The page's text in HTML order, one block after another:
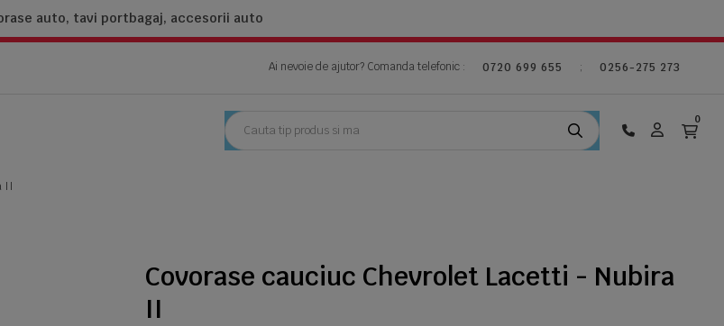
auto, tavi portbagaj, accesorii auto
Ai nevoie de ajutor? Comanda telefonic : 0720 699 655 ; 0256-275 273
0
II
Covorase cauciuc Chevrolet Lacetti - Nubira
II